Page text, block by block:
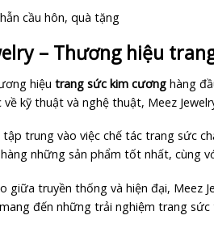
cầu hôn, quà tặng
– Thương hiệu
hiệu trang sức kim cương hàng
kỹ thuật và nghệ thuật, Meez
tập trung vào việc chế tác trang sức
những sản phẩm tốt nhất, cùng
giữa truyền thống và hiện đại,
đến những trải nghiệm trang